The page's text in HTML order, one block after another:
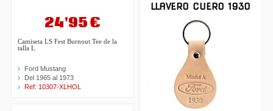
24'95 €
Camiseta LS Fest Burnout Tee de la
talla L
Ford Mustang
Del 1965 al 1973
Ref: 10307-XLHOL
LLAVERO CUERO 1930